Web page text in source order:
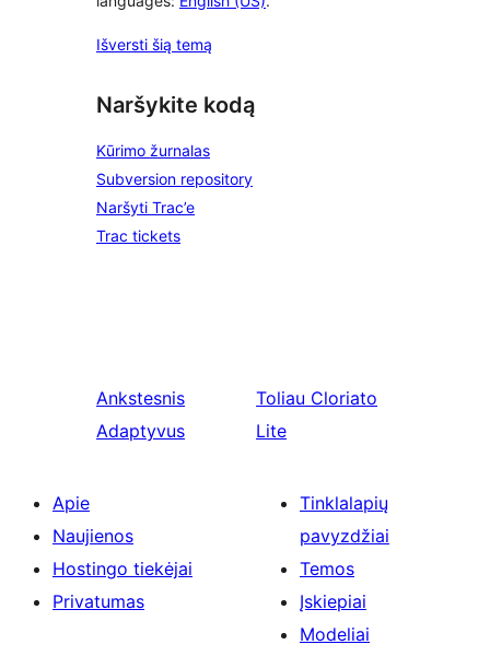
Išversti šią temą
Naršykite kodą
Kūrimo žurnalas
Subversion repository
Naršyti Trac’e
Trac tickets
Ankstesnis
Adaptyvus
Toliau Cloriato
Lite
Apie
Naujienos
Hostingo tiekėjai
Privatumas
Tinklalapių
pavyzdžiai
Temos
Įskiepiai
Modeliai